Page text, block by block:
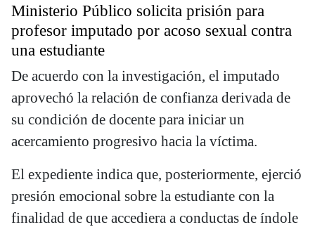
Ministerio Público solicita prisión para
profesor imputado por acoso sexual contra
una estudiante
De acuerdo con la investigación, el imputado
aprovechó la relación de confianza derivada de
su condición de docente para iniciar un
acercamiento progresivo hacia la víctima.
El expediente indica que, posteriormente, ejerció
presión emocional sobre la estudiante con la
finalidad de que accediera a conductas de índole